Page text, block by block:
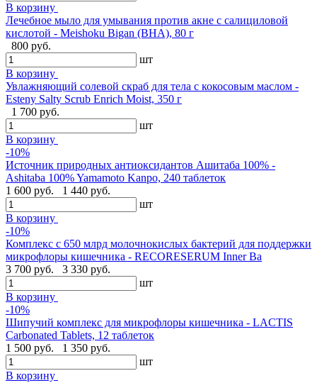
В корзину
Лечебное мыло для умывания против акне с салициловой
кислотой - Meishoku Bigan (BHA), 80 г
800 руб.
шт
В корзину
Увлажняющий солевой скраб для тела с кокосовым маслом -
Esteny Salty Scrub Enrich Moist, 350 г
1 700 руб.
шт
В корзину
-10%
Источник природных антиоксидантов Ашитаба 100% -
Ashitaba 100% Yamamoto Kanpo, 240 таблеток
1 600 руб.
1 440 руб.
шт
В корзину
-10%
Комплекс с 650 млрд молочнокислых бактерий для поддержки
микрофлоры кишечника - RECORESERUM Inner Ba
3 700 руб.
3 330 руб.
шт
В корзину
-10%
Шипучий комплекс для микрофлоры кишечника - LACTIS
Carbonated Tablets, 12 таблеток
1 500 руб.
1 350 руб.
шт
В корзину